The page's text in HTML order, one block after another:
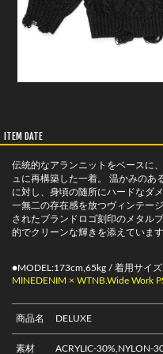
ITEM DATE
伝統的なアランニットをベースに
ュに再構築した一着。 温かみのあ
に対し、身頃の随所にハードなダ
一無二の存在感を放つヴィンテー
されたブランドロゴ刻印のメタル
的でクリーンな輝きを添えています
●MODEL:173cm,65kg / 着用サイ
MINEDENIM × WTNB.Wide Work
商品名 DELUXE
素材 ACRYLIC-30%,NYLON-